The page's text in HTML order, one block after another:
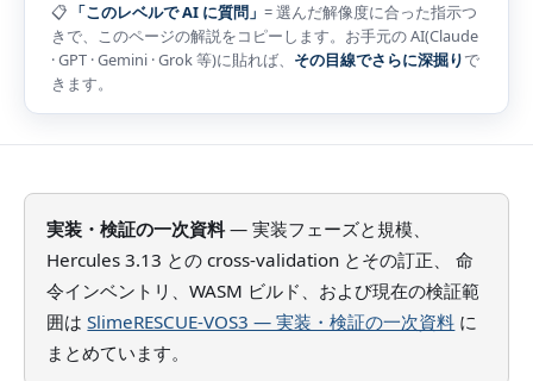
📋 「このレベルで AI に質問」 = 選んだ解像度に合った指示つ
きで、このページの解説をコピーします。お手元の AI(Claude
· GPT · Gemini · Grok 等)に貼れば、 その目線でさらに深掘りで
きます。
実装・検証の一次資料— 実装フェーズと規模、
Hercules 3.13 との cross-validation とその訂正、 命
令インベントリ、WASM ビルド、および現在の検証範
囲はSlimeRESCUE-VOS3 — 実装・検証の一次資料 に
まとめています。